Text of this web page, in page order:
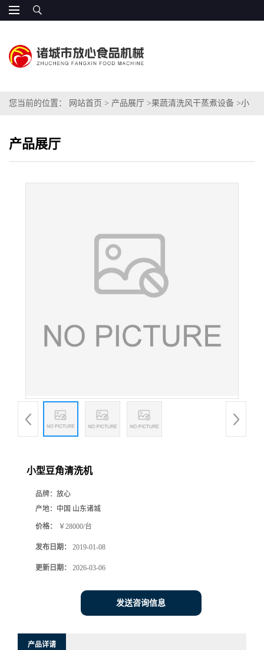
您当前的位置： 网站首页 > 产品展厅 >果蔬清洗风干蒸煮设备 >小
产品展厅
小型豆角清洗机
品牌： 放心
产地： 中国 山东诸城
价格： ￥28000/台
发布日期： 2019-01-08
更新日期： 2026-03-06
发送咨询信息
产品详请